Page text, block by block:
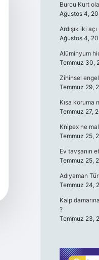
Burcu Kurt
Ağustos 4,
Ardışık iki
Ağustos 4,
Alüminyum
Temmuz 30,
Zihinsel
Temmuz 29,
Kısa koruma
Temmuz 27,
Knipex ne
Temmuz 25,
Ev tavşanın
Temmuz 25,
Adıyaman
Temmuz 24,
Kalp
?
Temmuz 23,